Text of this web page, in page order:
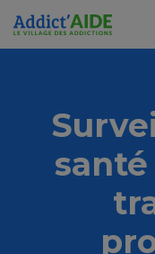
Aller au contenu
Panneau de gestion